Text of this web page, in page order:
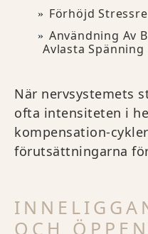
Förhöjd
Användning Av
Avlasta Spänning
När nervsystemets
ofta intensiteten i
kompensation-
förutsättningarna
OCH